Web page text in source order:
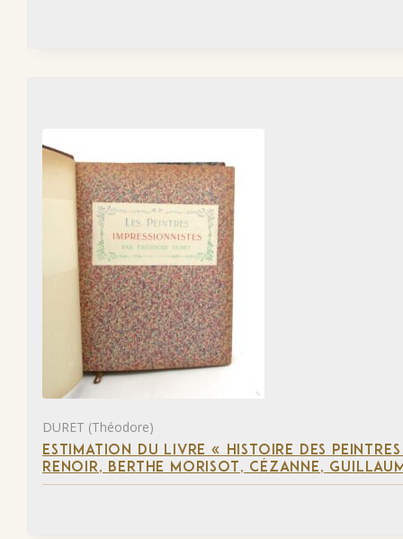
DURET (Théodore)
ESTIMATION DU LIVRE « HISTOIRE DES
RENOIR, BERTHE MORISOT, CÉZANNE,